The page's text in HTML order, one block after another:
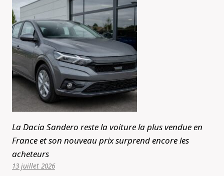
La Dacia Sandero reste la voiture la plus vendue en
France et son nouveau prix surprend encore les
acheteurs
13 juillet 2026